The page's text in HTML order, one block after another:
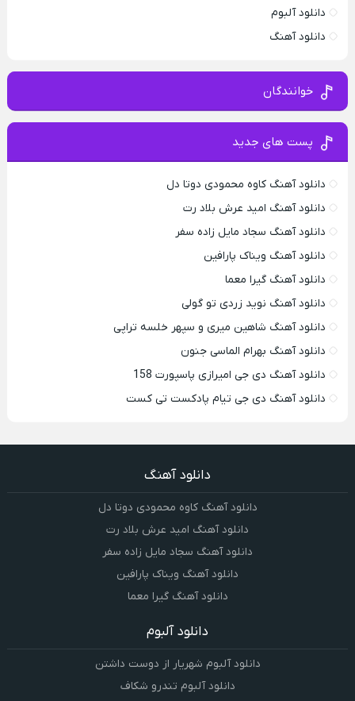
دانلود آلبوم
دانلود آهنگ
خوانندگان
پست های جدید
دانلود آهنگ کاوه محمودی دوتا دل
دانلود آهنگ امید عرش بلاد رت
دانلود آهنگ سجاد مایل زاده سفر
دانلود آهنگ ویناک پارافین
دانلود آهنگ گیرا معما
دانلود آهنگ نوید زردی تو گولی
دانلود آهنگ شاهین میری و سپهر خلسه تراپی
دانلود آهنگ بهرام الماسی جنون
دانلود آهنگ دی جی امیرازی پاسپورت 158
دانلود آهنگ دی جی تیام پادکست تی کست
دانلود آهنگ
دانلود آهنگ کاوه محمودی دوتا دل
دانلود آهنگ امید عرش بلاد رت
دانلود آهنگ سجاد مایل زاده سفر
دانلود آهنگ ویناک پارافین
دانلود آهنگ گیرا معما
دانلود آلبوم
دانلود آلبوم شهریار از دوست داشتن
دانلود آلبوم تندرو شکاف